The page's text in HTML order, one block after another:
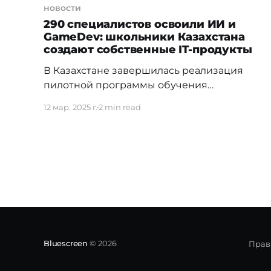
новости
290 специалистов освоили ИИ и
GameDev: школьники Казахстана
создают собственные IT-продукты
В Казахстане завершилась реализация
пилотной программы обучения
технологий в рамках специального потока
12 мар. 2025 г.2 min read
Bluescreen © 2026